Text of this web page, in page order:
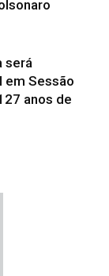
será
em Sessão
anos de